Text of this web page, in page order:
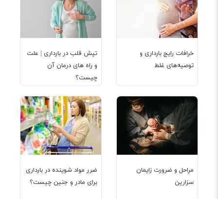
تپش قلب در بارداری | علت
و راه های درمان آن
چیست؟
خرافات رایج بارداری و
توصیه‌های غلط
ضرر مواد شوینده در بارداری
برای مادر و جنین چیست؟
مراحل و ضرورت زایمان
سزارین